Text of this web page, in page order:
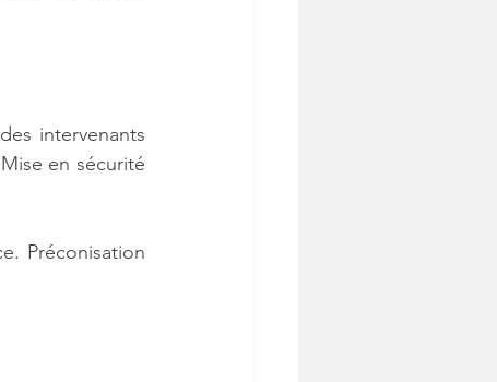
intervenants
en sécurité
Préconisation